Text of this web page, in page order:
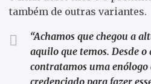
também de outras variantes.
“Achamos que chegou a
aquilo que temos. Desde o
contratamos uma enólogo
credenciado para fazer